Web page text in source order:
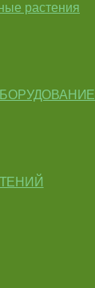
растения